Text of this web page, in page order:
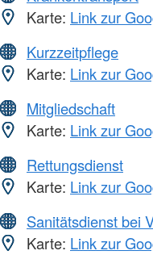
Karte: Link zur
Kurzzeitpflege
Karte: Link zur
Mitgliedschaft
Karte: Link zur
Rettungsdienst
Karte: Link zur
Sanitätsdienst bei
Karte: Link zur